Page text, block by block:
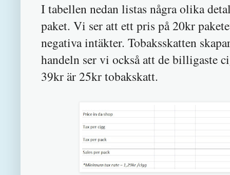
I tabellen nedan listas några olika
paket. Vi ser att ett pris på 20kr
negativa intäkter. Tobaksskatten
handeln ser vi också att de billigaste
39kr är 25kr tobakskatt.